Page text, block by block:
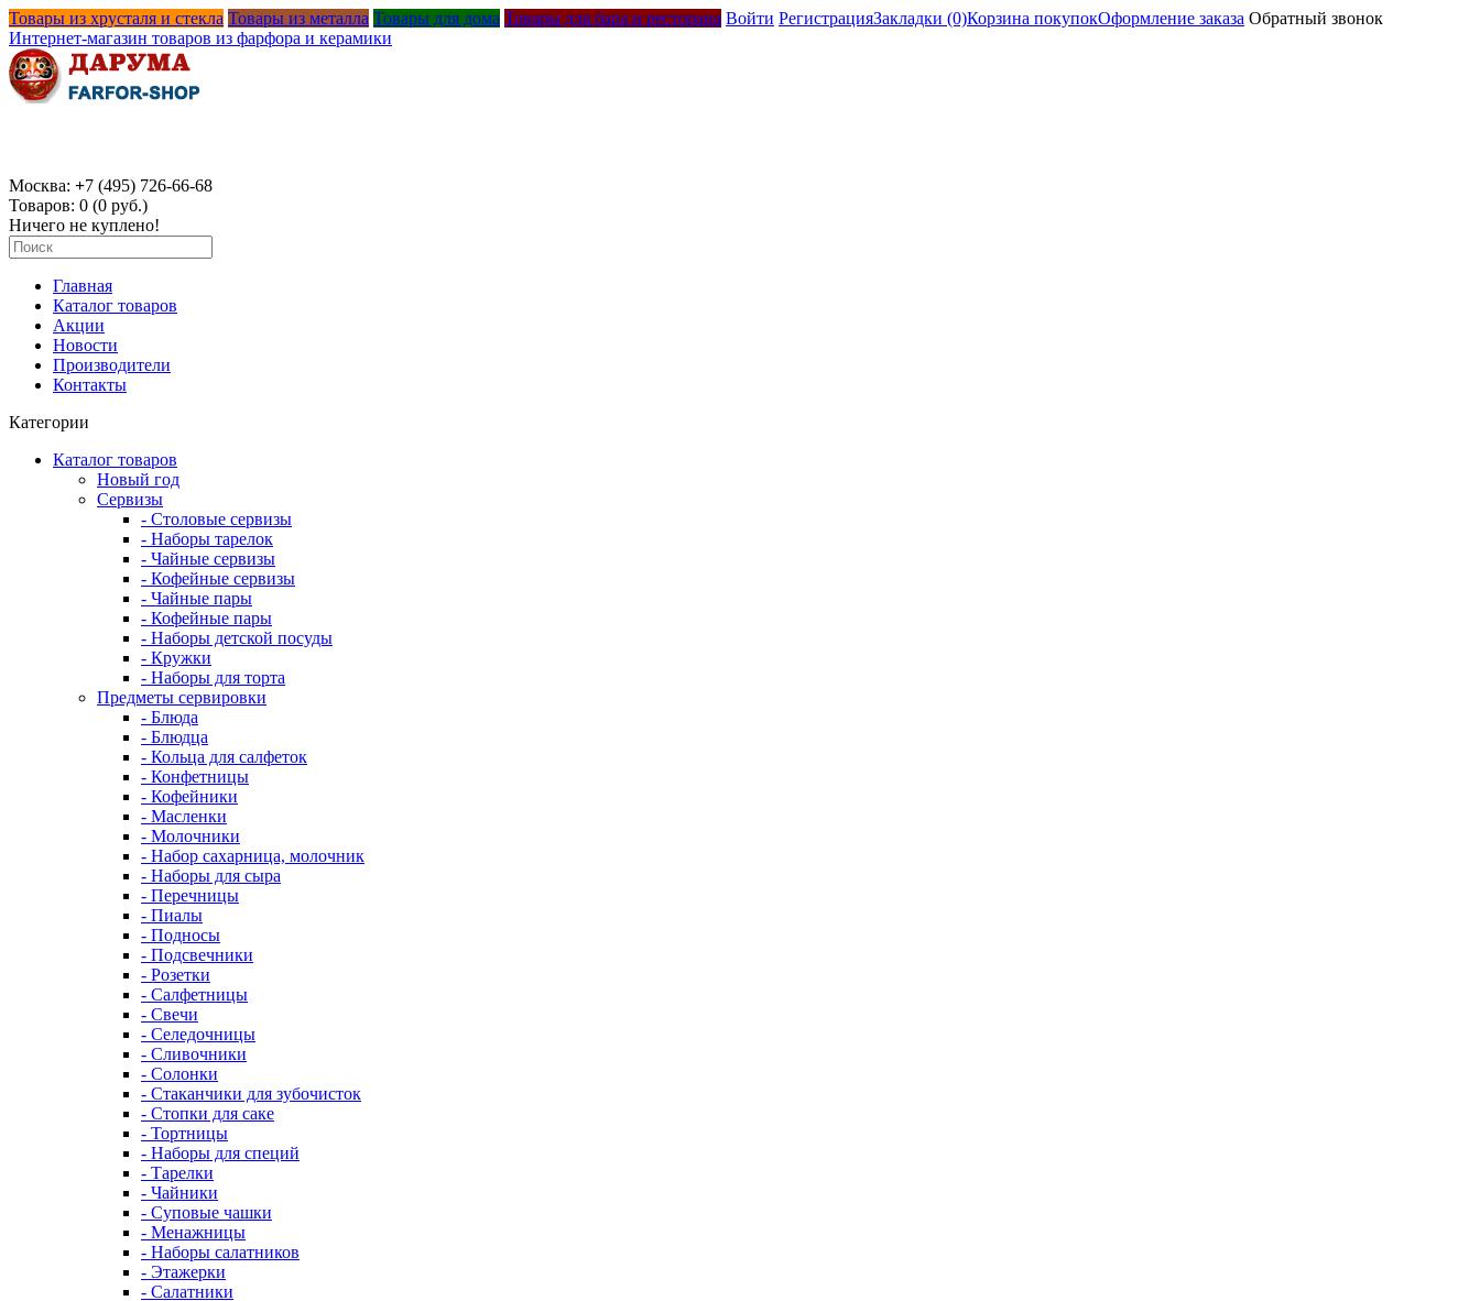
Товары из хрусталя и стекла Товары из металла Товары для дома Товары для бара и ресторана Войти РегистрацияЗакладки (0)Корзина покупокОформление заказа Обратный звонок
Интернет-магазин товаров из фарфора и керамики
Москва: +7 (495) 726-66-68
Товаров: 0 (0 руб.)
Ничего не куплено!
Главная
Каталог товаров
Акции
Новости
Производители
Контакты
Категории
Каталог товаров
Новый год
Сервизы
- Столовые сервизы
- Наборы тарелок
- Чайные сервизы
- Кофейные сервизы
- Чайные пары
- Кофейные пары
- Наборы детской посуды
- Кружки
- Наборы для торта
Предметы сервировки
- Блюда
- Блюдца
- Кольца для салфеток
- Конфетницы
- Кофейники
- Масленки
- Молочники
- Набор сахарница, молочник
- Наборы для сыра
- Перечницы
- Пиалы
- Подносы
- Подсвечники
- Розетки
- Салфетницы
- Свечи
- Селедочницы
- Сливочники
- Солонки
- Стаканчики для зубочисток
- Стопки для саке
- Тортницы
- Наборы для специй
- Тарелки
- Чайники
- Суповые чашки
- Менажницы
- Наборы салатников
- Этажерки
- Салатники